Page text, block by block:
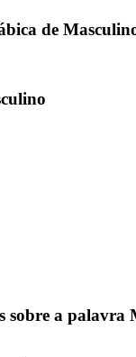
de
sobre a palavra